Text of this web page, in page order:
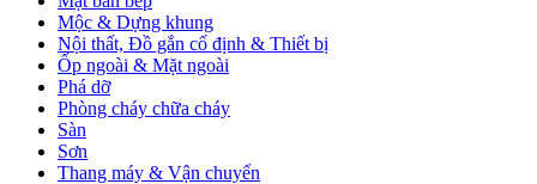
Mộc & Dựng khung
Nội thất, Đồ gắn cố định & Thiết bị
Ốp ngoài & Mặt ngoài
Phá dỡ
Phòng cháy chữa cháy
Sàn
Sơn
Thang máy & Vận chuyển